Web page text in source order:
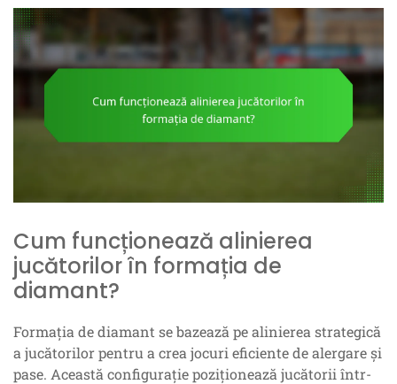
Cum funcționează alinierea
jucătorilor în formația de
diamant?
Formația de diamant se bazează pe alinierea strategică
a jucătorilor pentru a crea jocuri eficiente de alergare și
pase. Această configurație poziționează jucătorii într-